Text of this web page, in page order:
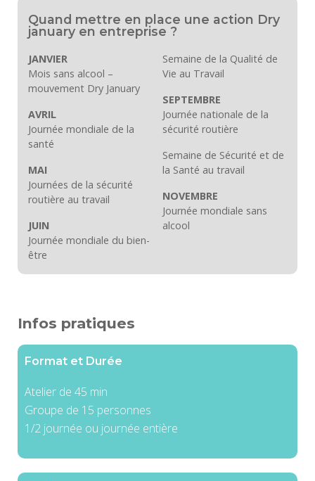
Quand mettre en place une action Dry
january en entreprise ?
JANVIER
Mois sans alcool –
mouvement Dry January
AVRIL
Journée mondiale de la
santé
MAI
Journées de la sécurité
routière au travail
JUIN
Journée mondiale du bien-
être
Semaine de la Qualité de
Vie au Travail
SEPTEMBRE
Journée nationale de la
sécurité routière
Semaine de Sécurité et de
la Santé au travail
NOVEMBRE
Journée mondiale sans
alcool
Infos pratiques
Format et Durée
Atelier de 45 min
Groupe de 15 personnes
1/2 journée ou journée entière